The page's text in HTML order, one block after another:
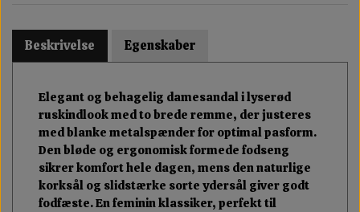
Beskrivelse Egenskaber
Elegant og behagelig damesandal i lyserød
ruskindlook med to brede remme, der justeres
med blanke metalspænder for optimal pasform.
Den bløde og ergonomisk formede fodseng
sikrer komfort hele dagen, mens den naturlige
korksål og slidstærke sorte ydersål giver godt
fodfæste. En feminin klassiker, perfekt til